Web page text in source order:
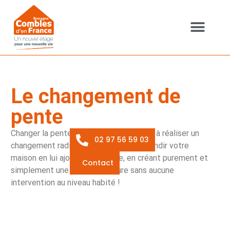
Le changement de
pente
Changer la pente de sa toiture consiste à réaliser un
changement radical sur votre bien : agrandir votre
maison en lui ajoutant un étage, en créant purement et
simplement une nouvelle toiture sans aucune
intervention au niveau habité !
02 97 56 59 03
Contact
Cookies management panel